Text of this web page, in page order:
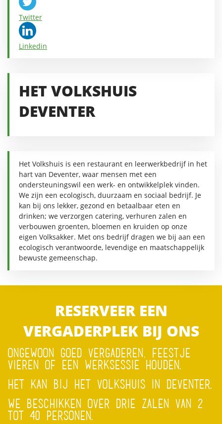
Twitter
Linkedin
HET VOLKSHUIS
DEVENTER
Het Volkshuis is een restaurant en leerwerkbedrijf in het
hart van Deventer, waar mensen met een
ondersteuningswil een werk- en ontwikkelplek vinden.
We zijn een ecologisch, duurzaam en sociaal bedrijf. Je
kan bij ons lekker, gezond en betaalbaar eten en
drinken; we verzorgen catering, verhuren zalen en
verbouwen groenten, bloemen en kruiden op onze
eigen Volksakker. Met ons bedrijf dragen we bij aan een
ecologisch verantwoorde, levendige en maatschappelijk
bewuste gemeenschap.
RESERVEER EEN
VERGADERPLEK BIJ ONS
ONGEWOON GOED VERGADEREN, FEESTJE
VIEREN OF EEN WERKSESSIE HOUDEN.
HET KAN BIJ HET VOLKSHUIS IN DEVENTER.
WE BESCHIKKEN OVER DRIE ZALEN VAN 2
TOT 40 PERSONEN.